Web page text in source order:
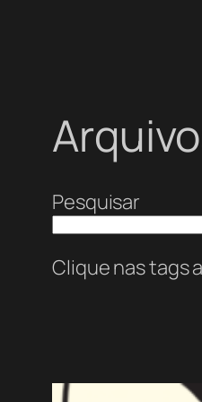
Pesquisar
Clique nas tags